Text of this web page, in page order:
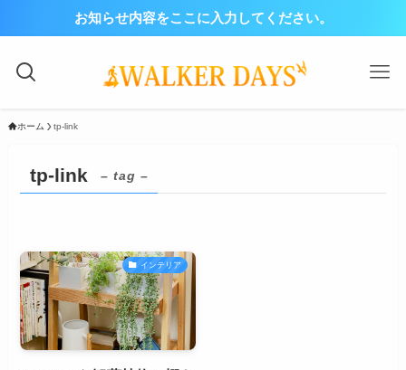
お知らせ内容をここに入力してください。
ホーム tp-link
tp-link – tag –
インテリア